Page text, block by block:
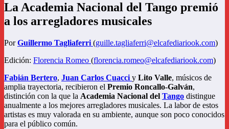
La Academia Nacional del Tango premió
a los arregladores musicales
PorGuillermo Tagliaferri (guille.tagliaferri@elcafediariook.com)
Edición: Florencia Romeo (florencia.romeo@elcafediariook.com)
Fabián Bertero, Juan Carlos Cuacci y Lito Valle, músicos de
amplia trayectoria, recibieron el Premio Roncallo-Galván,
distinción con la que la Academia Nacional del Tango distingue
anualmente a los mejores arregladores musicales. La labor de estos
artistas es muy valorada en su ambiente, aunque son poco conocidos
para el público común.